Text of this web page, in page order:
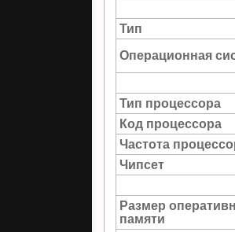
Тип
Операционная
Тип процессора
Код процессора
Частота
Чипсет
Размер
памяти